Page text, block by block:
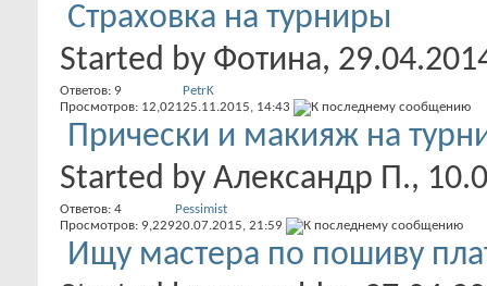
Страховка на турниры
Started by Фотина,
Ответов: 9
Просмотров: 12,021
PetrK
25.11.2015, 14:43
Прически и макияж на
Started by Александр П.,
Ответов: 4
Просмотров: 9,229
Pessimist
20.07.2015, 21:59
Ищу мастера по пошиву